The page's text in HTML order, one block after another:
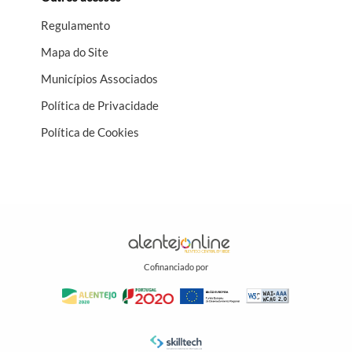
potencial económico de toda a região.
Regulamento
Mapa do Site
Municípios Associados
Política de Privacidade
Política de Cookies
Cofinanciado por